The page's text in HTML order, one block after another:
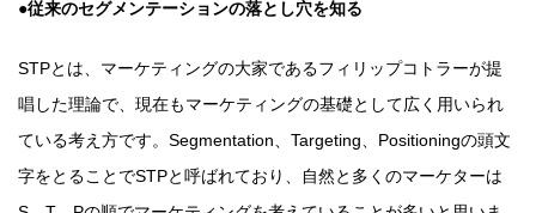
●従来のセグメンテーションの落とし穴を知る
STPとは、マーケティングの大家であるフィリップコトラーが提
唱した理論で、現在もマーケティングの基礎として広く用いられ
ている考え方です。Segmentation、Targeting、Positioningの頭文
字をとることでSTPと呼ばれており、自然と多くのマーケターは